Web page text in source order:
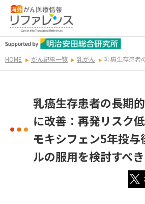
HOME がん記事一覧 乳がん 乳癌生存患者
乳癌生存患者の長期
に改善：再発リスク
モキシフェン5年投与
ルの服用を検討すべ